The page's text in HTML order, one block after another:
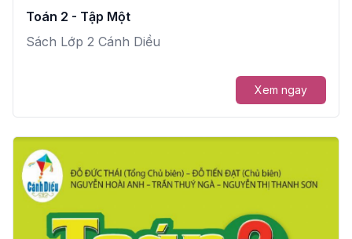
Toán 2 - Tập Một
Sách Lớp 2 Cánh Diều
Xem ngay